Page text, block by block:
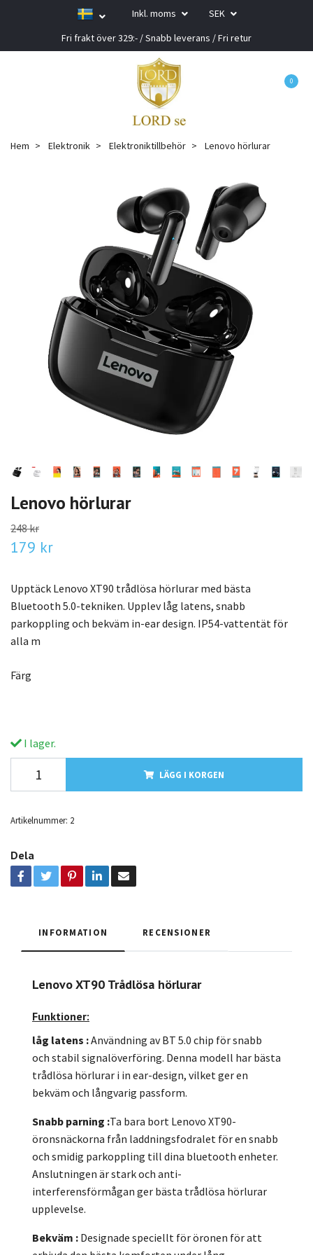
Inkl. moms
SEK
Fri frakt över 329:- / Snabb leverans / Fri retur
0
Hem Elektronik Elektroniktillbehör Lenovo hörlurar
Lenovo hörlurar
248 kr
179 kr
Upptäck Lenovo XT90 trådlösa hörlurar med bästa
Bluetooth 5.0-tekniken. Upplev låg latens, snabb
parkoppling och bekväm in-ear design. IP54-vattentät för
alla m
Färg
I lager.
LÄGG I KORGEN
Artikelnummer: 2
Dela
INFORMATION RECENSIONER
Lenovo XT90 Trådlösa hörlurar
Funktioner:
låg latens :Användning av BT 5.0 chip för snabb
och stabil signalöverföring. Denna modell har bästa
trådlösa hörlurar i in ear-design, vilket ger en
bekväm och långvarig passform.
Snabb parning :Ta bara bort Lenovo XT90-
öronsnäckorna från laddningsfodralet för en snabb
och smidig parkoppling till dina bluetooth enheter.
Anslutningen är stark och anti-
interferensförmågan ger bästa trådlösa hörlurar
upplevelse.
Bekväm : Designade speciellt för öronen för att